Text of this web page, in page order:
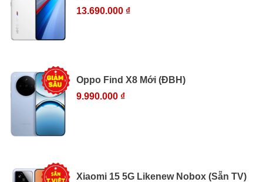
13.690.000 ₫
Oppo Find X8 Mới (ĐBH)
9.990.000 ₫
Xiaomi 15 5G Likenew Nobox (Sẵn TV)